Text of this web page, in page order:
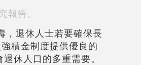
告。
，退休人士若要確保長
積金制度提供優良的
休人口的多重需要。